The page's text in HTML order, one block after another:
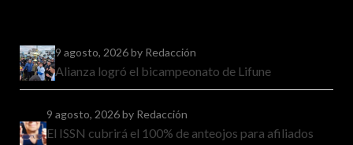
9 agosto, 2026by Redacción
Alianza logró el bicampeonato de Lifune
9 agosto, 2026by Redacción
El ISSN cubrirá el 100% de anteojos para afiliados